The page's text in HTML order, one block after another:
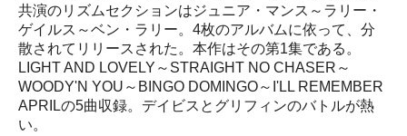
共演のリズムセクションはジュニア・マンス～ラリー・
ゲイルス～ベン・ラリー。4枚のアルバムに依って、分
散されてリリースされた。本作はその第1集である。
LIGHT AND LOVELY～STRAIGHT NO CHASER～
WOODY'N YOU～BINGO DOMINGO～I'LL REMEMBER
APRILの5曲収録。デイビスとグリフィンのバトルが熱
い。